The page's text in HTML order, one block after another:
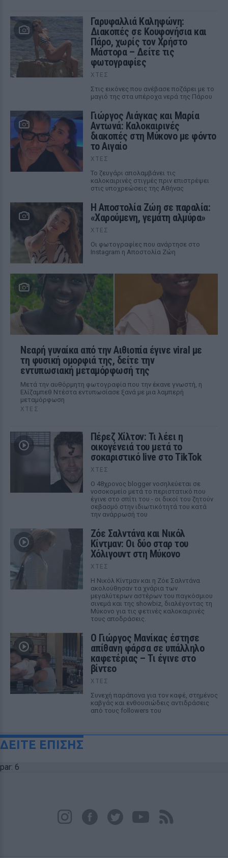
Γαρυφαλλιά Καληφώνη:
Διακοπές σε Κουφονήσια και
Πάρο, χωρίς τον Χρήστο
Μάστορα – Δείτε τις
φωτογραφίες
ΧΤΕΣ
Στις εικόνες που ανέβασε ποζάρει με το
μαγιό της στα υπέροχα νερά της Πάρου
Γιώργος Λιάγκας και Μαρία
Αντωνά: Καλοκαιρινές
διακοπές στη Μύκονο με φόντο
το Αιγαίο
ΧΤΕΣ
Το ζευγάρι απολαμβάνει τις
καλοκαιρινές στιγμές πριν επιστρέψει
στις υποχρεώσεις της Αθήνας
Η Αποστολία Ζώη σε παραλία:
«Χαρούμενη, γεμάτη αλμύρα»
ΧΤΕΣ
Οι φωτογραφίες που ανάρτησε στο
Instagram η Αποστολία Ζώη
Νεαρή γυναίκα από την Αιθιοπία έγινε viral με
τη φυσική ομορφιά της, δείτε την
εντυπωσιακή μεταμόρφωσή της
Μετά την αυθόρμητη φωτογραφία που την έκανε γνωστή, η
Ελίζαμπεθ Ντέστα εντυπωσίασε ξανά με μια λαμπερή
μεταμόρφωση
ΧΤΕΣ
Πέρεζ Χίλτον: Τι λέει η
οικογένειά του μετά το
σοκαριστικό live στο TikTok
ΧΤΕΣ
Ο 48χρονος blogger νοσηλεύεται σε
νοσοκομείο μετά το περιστατικό που
έγινε στο σπίτι του - οι δικοί του ζητούν
σεβασμό στην ιδιωτικότητά του κατά
την ανάρρωσή του
Ζόε Σαλντάνα και Νικόλ
Κίντμαν: Οι δύο σταρ του
Χόλιγουντ στη Μύκονο
ΧΤΕΣ
Η Νικόλ Κίντμαν και η Ζόε Σαλντάνα
ακολούθησαν τα χνάρια των
μεγαλύτερων αστέρων του παγκόσμιου
σινεμά και της showbiz, διαλέγοντας τη
Μύκονο για τις φετινές καλοκαιρινές
τους αποδράσεις.
Ο Γιώργος Μανίκας έστησε
απίθανη φάρσα σε υπάλληλο
καφετέριας – Τι έγινε στο
βίντεο
ΧΤΕΣ
Συνεχή παράπονα για τον καφέ, στημένος
καβγάς και ενθουσιώδεις αντιδράσεις
από τους followers του
ΔΕΙΤΕ ΕΠΙΣΗΣ
par: 6